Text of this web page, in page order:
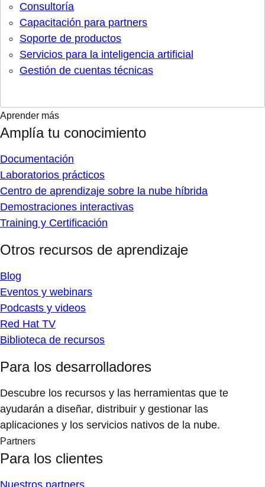
Consultoría
Capacitación para partners
Soporte de productos
Servicios para la inteligencia artificial
Gestión de cuentas técnicas
Aprender más
Amplía tu conocimiento
Documentación
Laboratorios prácticos
Centro de aprendizaje sobre la nube híbrida
Demostraciones interactivas
Training y Certificación
Otros recursos de aprendizaje
Blog
Eventos y webinars
Podcasts y videos
Red Hat TV
Biblioteca de recursos
Para los desarrolladores
Descubre los recursos y las herramientas que te
ayudarán a diseñar, distribuir y gestionar las
aplicaciones y los servicios nativos de la nube.
Partners
Para los clientes
Nuestros partners